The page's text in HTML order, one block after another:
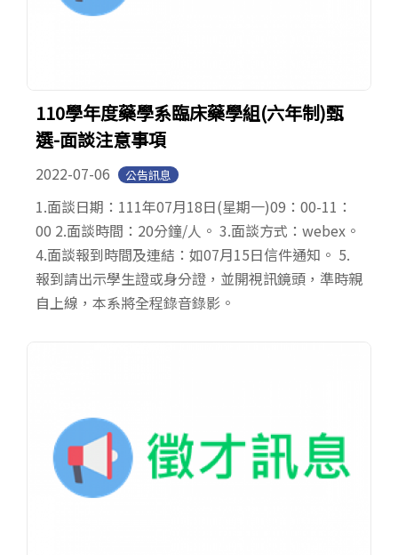
110學年度藥學系臨床藥學組(六年制)甄
選-面談注意事項
2022-07-06 公告訊息
1.面談日期：111年07月18日(星期一)09：00-11：
00 2.面談時間：20分鐘/人。 3.面談方式：webex。
4.面談報到時間及連結：如07月15日信件通知。 5.
報到請出示學生證或身分證，並開視訊鏡頭，準時親
自上線，本系將全程錄音錄影。